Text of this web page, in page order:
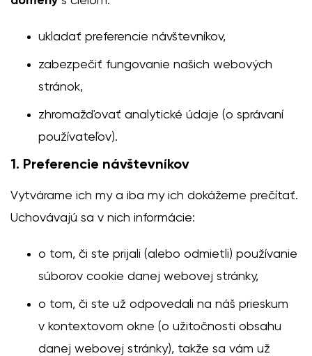
ukladať preferencie návštevníkov,
zabezpečiť fungovanie našich webových
stránok,
zhromažďovať analytické údaje (o správaní
používateľov).
1. Preferencie návštevníkov
Vytvárame ich my a iba my ich dokážeme prečítať.
Uchovávajú sa v nich informácie:
o tom, či ste prijali (alebo odmietli) používanie
súborov cookie danej webovej stránky,
o tom, či ste už odpovedali na náš prieskum
v kontextovom okne (o užitočnosti obsahu
danej webovej stránky), takže sa vám už